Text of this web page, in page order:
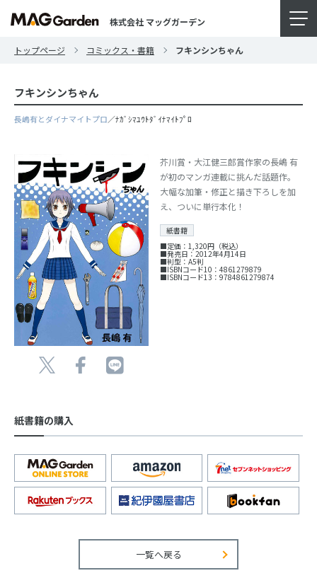
株式会社 マッグガーデン
トップページ コミックス・書籍 フキンシンちゃん
フキンシンちゃん
長嶋有とダイナマイトプロ／ﾅｶﾞｼﾏﾕｳﾄﾀﾞｲﾅﾏｲﾄﾌﾟﾛ
芥川賞・大江健三郎賞作家の長嶋 有
が初のマンガ連載に挑んだ話題作。
大幅な加筆・修正と描き下ろしを加
え、ついに単行本化！
紙書籍
■定価：1,320円（税込）
■発売日：2012年4月14日
■判型：A5判
■ISBNコード10：4861279879
■ISBNコード13：9784861279874
紙書籍の購入
一覧へ戻る